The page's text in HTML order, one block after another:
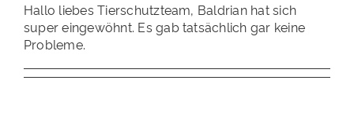
Hallo liebes Tierschutzteam, Baldrian hat sich
super eingewöhnt. Es gab tatsächlich gar keine
Probleme.